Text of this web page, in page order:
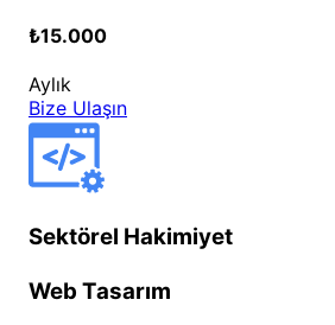
₺15.000
Aylık
Bize Ulaşın
Sektörel Hakimiyet
Web Tasarım